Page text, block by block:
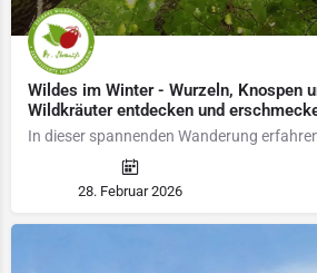
Wildes im Winter - Wurzeln, Knospen
Wildkräuter entdecken und
28. Februar 2026